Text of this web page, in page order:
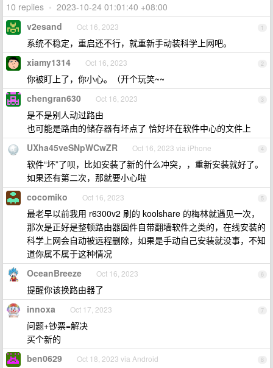
10 replies • 2023-10-24 01:01:40 +08:00
1
v2esand Oct 16, 2023
系统不稳定，重启还不行，就重新手动装科学上网吧。
2
xiamy1314 Oct 16, 2023
你被盯上了，你小心。（开个玩笑~~
3
chengran630 Oct 16, 2023
是不是别人动过路由
也可能是路由的储存器有坏点了 恰好坏在软件中心的文件上
4
UXha45veSNpWCwZR Oct 16, 2023 via iPhone
软件“坏”了呗，比如安装了新的什么冲突，，重新安装就好了。
如果还有第二次，那就要小心啦
5
cocomiko Oct 16, 2023
最老早以前我用 r6300v2 刷的 koolshare 的梅林就遇见一次，
那次是正好是整顿路由器固件自带翻墙软件之类的，在线安装的
科学上网会自动被远程删除，如果是手动自己安装就没事，不知
道你属不属于这种情况
6
OceanBreeze Oct 16, 2023
提醒你该换路由器了
7
innoxa Oct 17, 2023
问题+钞票=解决
买个新的
8
ben0629 Oct 18, 2023 via Android